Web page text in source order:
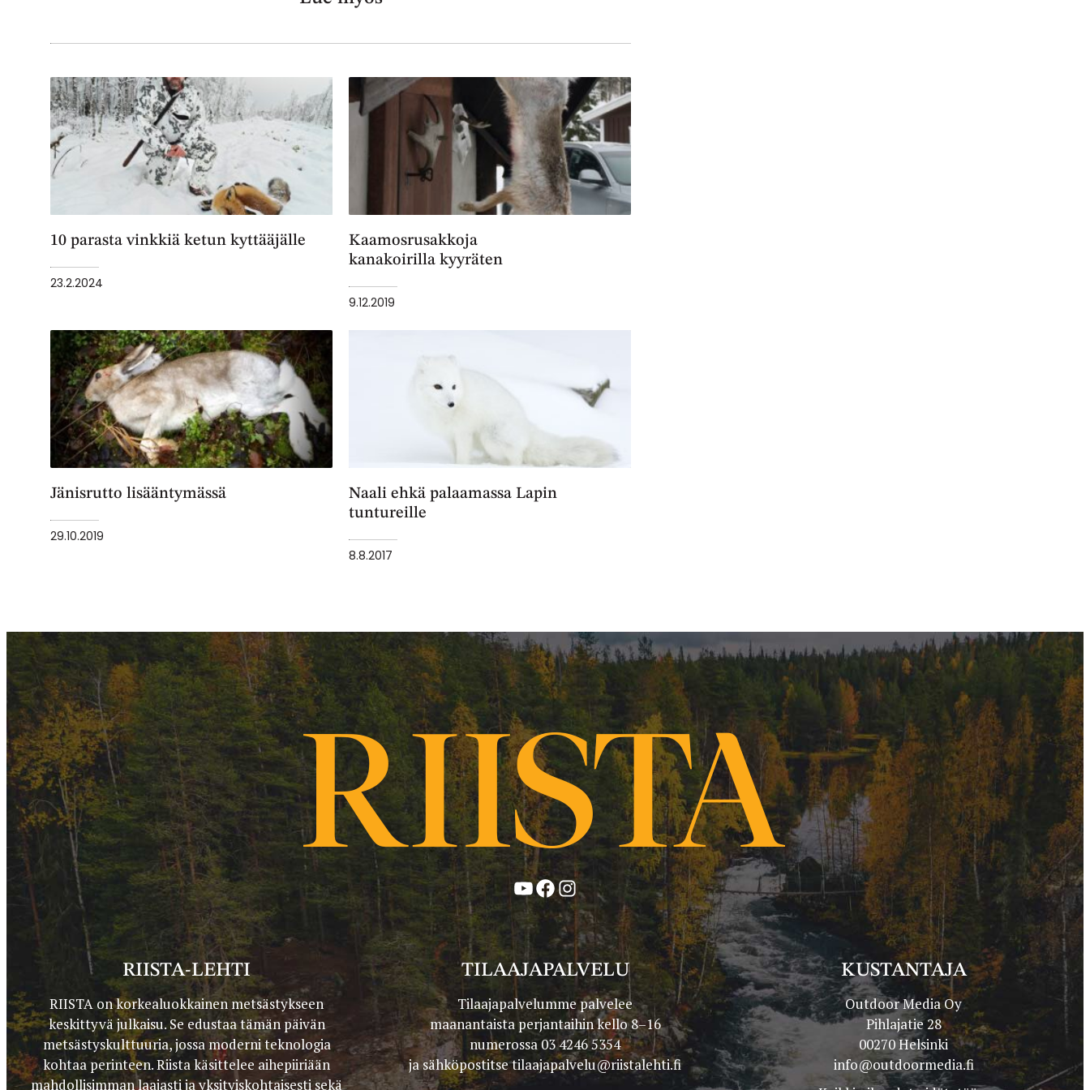
10 parasta vinkkiä ketun kyttääjälle
23.2.2024
Kaamosrusakkoja
kanakoirilla kyyräten
9.12.2019
Jänisrutto lisääntymässä
29.10.2019
Naali ehkä palaamassa Lapin
tuntureille
8.8.2017
YouTube
Facebook
Instagram
RIISTA-LEHTI
RIISTA on korkealuokkainen metsästykseen
keskittyvä julkaisu. Se edustaa tämän päivän
metsästyskulttuuria, jossa moderni teknologia
kohtaa perinteen. Riista käsittelee aihepiiriään
mahdollisimman laajasti ja yksityiskohtaisesti sekä
TILAAJAPALVELU
Tilaajapalvelumme palvelee
maanantaista perjantaihin kello 8–16
numerossa 03 4246 5354
ja sähköpostitsetilaajapalvelu@riistalehti.fi
KUSTANTAJA
Outdoor Media Oy
Pihlajatie 28
00270 Helsinki
info@outdoormedia.fi